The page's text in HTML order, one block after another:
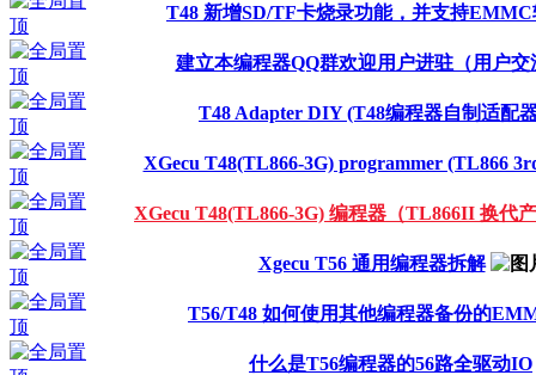
T48 新增SD/TF卡烧录功能，并支持EMMC
建立本编程器QQ群欢迎用户进驻（用户交
T48 Adapter DIY (T48编程器自制适配
XGecu T48(TL866-3G) programmer (TL866
XGecu T48(TL866-3G) 编程器（TL866II 换代
Xgecu T56 通用编程器拆解
T56/T48 如何使用其他编程器备份的
什么是T56编程器的56路全驱动IO